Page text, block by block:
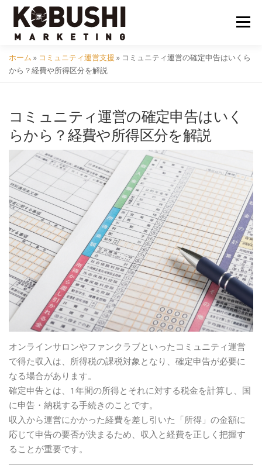
メニュ
会社概要 採用
コミュニティ サービス 資料DL 問い合わせ
ホーム » コミュニティ運営支援 » コミュニティ運営の確定申告はいくら
から？経費や所得区分を解説
コミュニティ運営の確定申告はいく
らから？経費や所得区分を解説
オンラインサロンやファンクラブといったコミュニティ運営
で得た収入は、所得税の課税対象となり、確定申告が必要に
なる場合があります。
確定申告とは、1年間の所得とそれに対する税金を計算し、国
に申告・納税する手続きのことです。
収入から運営にかかった経費を差し引いた「所得」の金額に
応じて申告の要否が決まるため、収入と経費を正しく把握す
ることが重要です。